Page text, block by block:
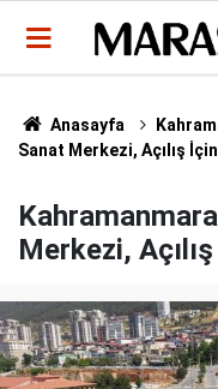
Anasayfa
Sanat Merkezi, Açılış
Merkezi,